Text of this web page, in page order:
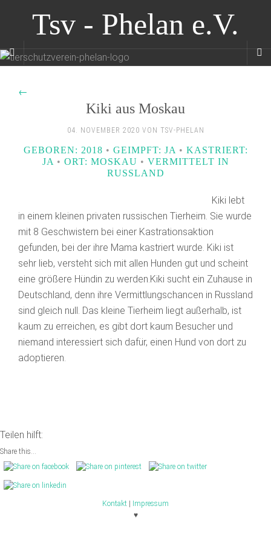
Tsv - Phelan e.V.
←
Kiki aus Moskau
04. NOVEMBER 2020 VON TSV-PHELAN
GEBOREN: 2018 • GEIMPFT: JA • KASTRIERT:
JA • ORT: MOSKAU • VERMITTELT IN
RUSSLAND
Kiki lebt
in einem kleinen privaten russischen Tierheim. Sie wurde
mit 8 Geschwistern bei einer Kastrationsaktion
gefunden, bei der ihre Mama kastriert wurde. Kiki ist
sehr lieb, versteht sich mit allen Hunden gut und scheint
eine größere Hündin zu werden.Kiki sucht ein Zuhause in
Deutschland, denn ihre Vermittlungschancen in Russland
sind gleich null. Das kleine Tierheim liegt außerhalb, ist
kaum zu erreichen, es gibt dort kaum Besucher und
niemand interessiert sich dafür, einen Hund von dort zu
adoptieren.
Teilen hilft:
Share this...
Kontakt | Impressum
♥